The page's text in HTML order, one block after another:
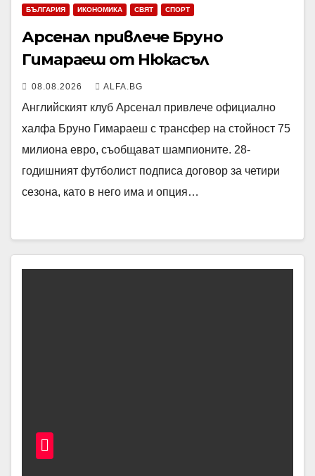
БЪЛГАРИЯ ИКОНОМИКА СВЯТ СПОРТ
Арсенал привлече Бруно
Гимараеш от Нюкасъл
08.08.2026 ALFA.BG
Английският клуб Арсенал привлече официално
халфа Бруно Гимараеш с трансфер на стойност 75
милиона евро, съобщават шампионите. 28-
годишният футболист подписа договор за четири
сезона, като в него има и опция…